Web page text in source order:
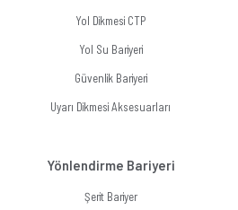
Yol Dikmesi CTP
Yol Su Bariyeri
Güvenlik Bariyeri
Uyarı Dikmesi Aksesuarları
Yönlendirme Bariyeri
Şerit Bariyer